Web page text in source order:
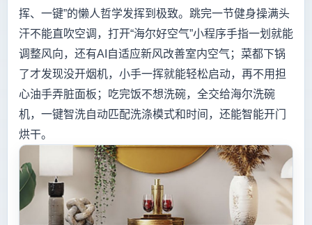
挥、一键”的懒人哲学发挥到极致。跳完一节健身操满头
汗不能直吹空调，打开“海尔好空气”小程序手指一划就能
调整风向，还有AI自适应新风改善室内空气；菜都下锅
了才发现没开烟机，小手一挥就能轻松启动，再不用担
心油手弄脏面板；吃完饭不想洗碗，全交给海尔洗碗
机，一键智洗自动匹配洗涤模式和时间，还能智能开门
烘干。